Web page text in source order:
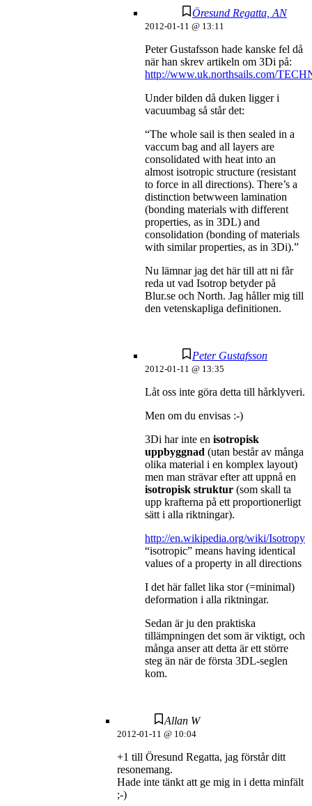
Öresund Regatta, AN
2012-01-11 @ 13:11
Peter Gustafsson hade kanske fel då
när han skrev artikeln om 3Di på:
http://www.uk.northsails.com/
Under bilden då duken ligger i
vacuumbag så står det:
“The whole sail is then sealed in a
vaccum bag and all layers are
consolidated with heat into an
almost isotropic structure (resistant
to force in all directions). There’s a
distinction betwween lamination
(bonding materials with different
properties, as in 3DL) and
consolidation (bonding of materials
with similar properties, as in 3Di).”
Nu lämnar jag det här till att ni får
reda ut vad Isotrop betyder på
Blur.se och North. Jag håller mig till
den vetenskapliga definitionen.
Peter Gustafsson
2012-01-11 @ 13:35
Låt oss inte göra detta till hårklyveri.
Men om du envisas :-)
3Di har inte en isotropisk
uppbyggnad (utan består av många
olika material i en komplex layout)
men man strävar efter att uppnå en
isotropisk struktur (som skall ta
upp krafterna på ett proportionerligt
sätt i alla riktningar).
http://en.wikipedia.org/wiki/Isotropy
“isotropic” means having identical
values of a property in all directions
I det här fallet lika stor (=minimal)
deformation i alla riktningar.
Sedan är ju den praktiska
tillämpningen det som är viktigt, och
många anser att detta är ett större
steg än när de första 3DL-seglen
kom.
Allan W
2012-01-11 @ 10:04
+1 till Öresund Regatta, jag förstår ditt
resonemang.
Hade inte tänkt att ge mig in i detta minfält
;-)